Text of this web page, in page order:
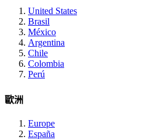
United States
Brasil
México
Argentina
Chile
Colombia
Perú
歐洲
Europe
España